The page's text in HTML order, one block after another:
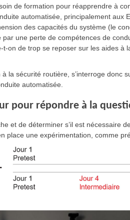
de formation pour réapprendre à
automatisée, principalement aux
des capacités du système (le
une perte de compétences de
on de trop se reposer sur les aides à
la sécurité routière, s’interroge donc
automatisée.
pour répondre à la
et de déterminer s’il est nécessaire
place une expérimentation, comme